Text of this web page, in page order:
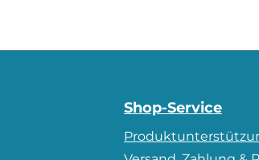
Shop-Service